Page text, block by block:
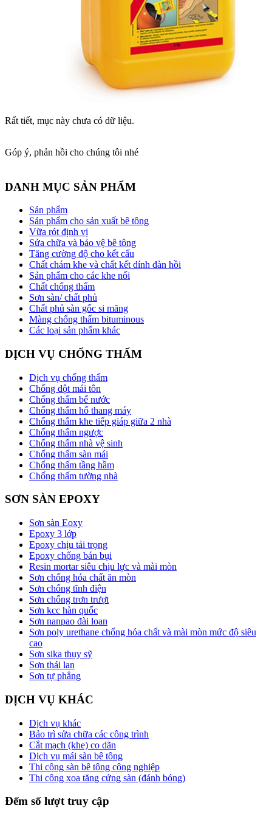
Rất tiết, mục này chưa có dữ liệu.
Góp ý, phản hồi cho chúng tôi nhé
DANH MỤC SẢN PHẨM
Sản phẩm
Sản phẩm cho sản xuất bê tông
Vữa rót định vị
Sửa chữa và bảo vệ bê tông
Tăng cường độ cho kết cấu
Chất chám khe và chất kết dính đàn hồi
Sản phẩm cho các khe nối
Chất chống thấm
Sơn sàn/ chất phủ
Chất phủ sàn gốc si măng
Màng chống thấm bituminous
Các loại sản phẩm khác
DỊCH VỤ CHỐNG THẤM
Dịch vụ chống thấm
Chống dột mái tôn
Chống thấm bể nước
Chống thấm hố thang máy
Chống thấm khe tiếp giáp giữa 2 nhà
Chống thấm ngược
Chống thấm nhà vệ sinh
Chống thấm sàn mái
Chống thấm tầng hầm
Chống thấm tường nhà
SƠN SÀN EPOXY
Sơn sàn Eoxy
Epoxy 3 lớp
Epoxy chịu tải trọng
Epoxy chống bán bụi
Resin mortar siêu chịu lực và mài mòn
Sơn chống hóa chất ăn mòn
Sơn chống tĩnh điện
Sơn chống trơn trượt
Sơn kcc hàn quốc
Sơn nanpao đài loan
Sơn poly urethane chống hóa chất và mài mòn mức độ siêu
cao
Sơn sika thụy sỹ
Sơn thái lan
Sơn tự phẳng
DỊCH VỤ KHÁC
Dịch vụ khác
Bảo trì sửa chữa các công trình
Cắt mạch (khe) co dãn
Dịch vụ mái sàn bê tông
Thi công sàn bê tông công nghiệp
Thi công xoa tăng cứng sàn (đánh bóng)
Đếm số lượt truy cập